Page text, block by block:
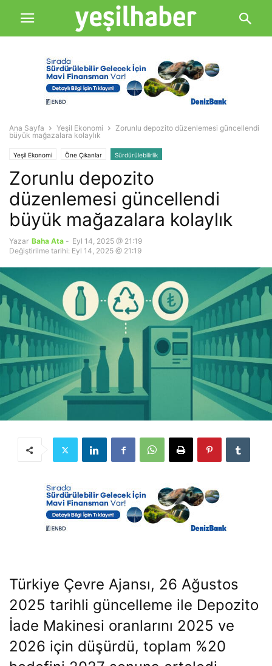
Ana Sayfa Yeşil Ekonomi
Zorunlu depozito düzenlemesi güncellendi
büyük mağazalara kolaylık
Yeşil Ekonomi Öne Çıkanlar Sürdürülebilirlik
Zorunlu depozito
düzenlemesi güncellendi
büyük mağazalara kolaylık
Yazar Baha Ata - Eyl 14, 2025 @ 21:19
Değiştirilme tarihi: Eyl 14, 2025 @ 21:19
Türkiye Çevre Ajansı, 26 Ağustos
2025 tarihli güncelleme ile Depozito
İade Makinesi oranlarını 2025 ve
2026 için düşürdü, toplam %20